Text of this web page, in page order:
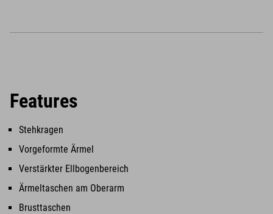
Features
Stehkragen
Vorgeformte Ärmel
Verstärkter Ellbogenbereich
Ärmeltaschen am Oberarm
Brusttaschen